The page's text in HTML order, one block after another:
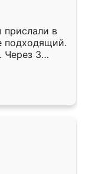
прислали в
подходящий.
Через 3
Остались